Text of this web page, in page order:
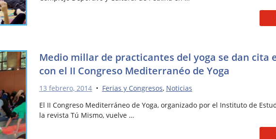
Medio millar de practicantes del yoga se dan cita
con el II Congreso Mediterranéo de Yoga
13 febrero, 2014• Ferias y Congresos, Noticias
El II Congreso Mediterráneo de Yoga, organizado por el Instituto de
la revista Tú Mismo, vuelve …